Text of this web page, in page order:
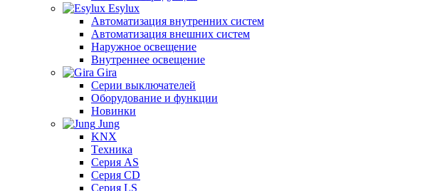
Esylux
Автоматизация внутренних систем
Автоматизация внешних систем
Наружное освещение
Внутреннее освещение
Gira
Серии выключателей
Оборудование и функции
Новинки
Jung
KNX
Tехника
Серия AS
Серия CD
Серия LS